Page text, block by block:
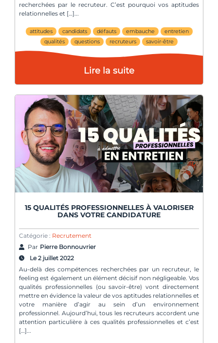
recherchées par le recruteur. C’est pourquoi vos aptitudes
relationnelles et […]
attitudes candidats défauts embauche
entretien
qualités
questions recruteurs savoir-être
Lire la suite
15 QUALITÉS PROFESSIONNELLES À VALORISER
DANS VOTRE CANDIDATURE
Catégorie : Recrutement
Par Pierre Bonnouvrier
Le 2 juillet 2022
Au-delà des compétences recherchées par un recruteur, le
feeling est également un élément décisif non négligeable. Vos
qualités professionnelles (ou savoir-être) vont directement
mettre en évidence la valeur de vos aptitudes relationnelles et
votre manière d’agir au sein d’un environnement
professionnel. Aujourd’hui, tous les recruteurs accordent une
attention particulière à ces qualités professionnelles et c’est
[…]